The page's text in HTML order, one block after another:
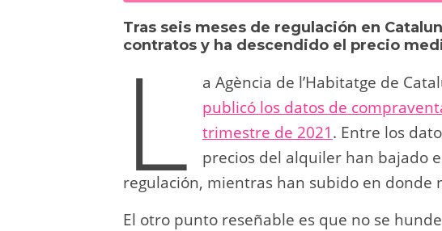
sk
y
o
d
gr
a
m
s
A
p
p
e
b
o
o
k
di
t
y
Li
n
k
p
ar
tir
Tras seis meses de regulación en
contratos y ha descendido el precio
L
a Agència de l’Habitatge de
publicó los datos de
trimestre de 2021. Entre los
precios del alquiler han bajado
regulación, mientras han subido en donde
El otro punto reseñable es que no se